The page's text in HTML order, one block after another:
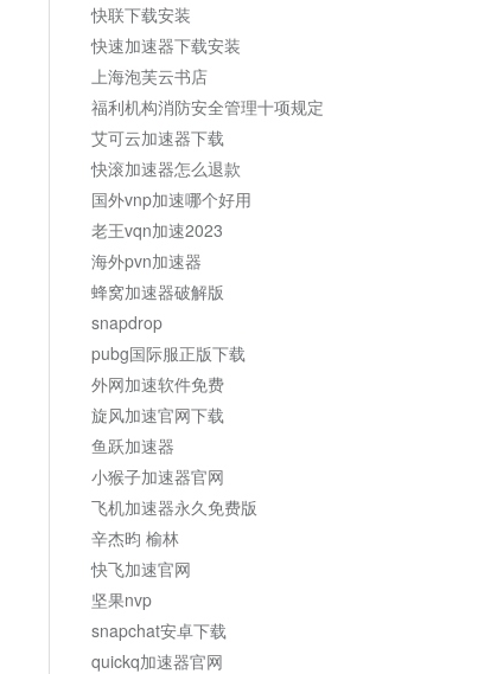
快联下载安装
快速加速器下载安装
上海泡芙云书店
福利机构消防安全管理十项规定
艾可云加速器下载
快滚加速器怎么退款
国外vnp加速哪个好用
老王vqn加速2023
海外pvn加速器
蜂窝加速器破解版
snapdrop
pubg国际服正版下载
外网加速软件免费
旋风加速官网下载
鱼跃加速器
小猴子加速器官网
飞机加速器永久免费版
辛杰昀 榆林
快飞加速官网
坚果nvp
snapchat安卓下载
quickq加速器官网